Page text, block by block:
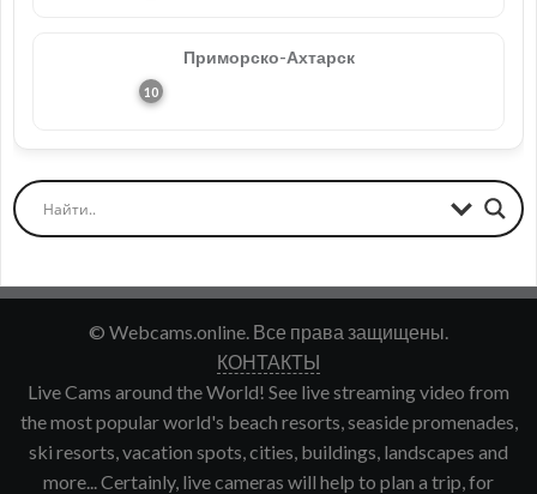
Приморско-Ахтарск
© Webcams.online. Все права защищены.
КОНТАКТЫ
Live Cams around the World! See live streaming video from
the most popular world's beach resorts, seaside promenades,
ski resorts, vacation spots, cities, buildings, landscapes and
more... Certainly, live cameras will help to plan a trip, for